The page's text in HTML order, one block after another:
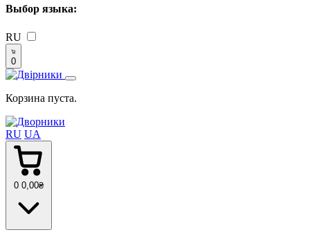
Выбор языка:
RU
0
Корзина пуста.
RU UA
0 0,00₴